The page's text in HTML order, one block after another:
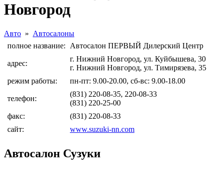
Новгород
Авто » Автосалоны
полное название:
Автосалон ПЕРВЫЙ Дилерский Центр
адрес:
г. Нижний Новгород, ул. Куйбышева, 30
г. Нижний Новгород, ул. Тимирязева, 35
режим работы:
пн-пт: 9.00-20.00, сб-вс: 9.00-18.00
телефон:
(831) 220-08-35, 220-08-33
(831) 220-25-00
факс:
(831) 220-08-33
сайт:
www.suzuki-nn.com
Автосалон Сузуки